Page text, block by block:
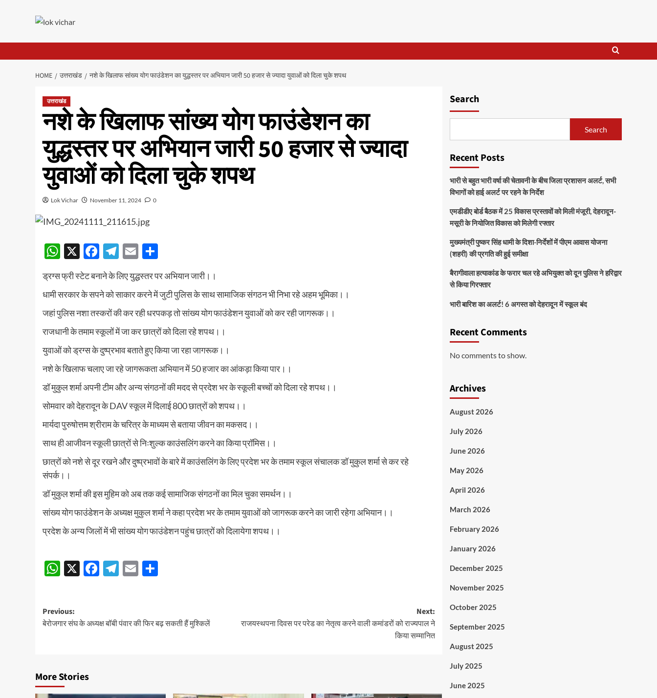
HOME उत्तराखंड नशे के खिलाफ सांख्य योग फाउंडेशन का युद्धस्तर पर अभियान जारी 50 हजार से ज्यादा युवाओं को दिला चुके शपथ
उत्तराखंड
नशे के खिलाफ सांख्य योग फाउंडेशन का
युद्धस्तर पर अभियान जारी 50 हजार से ज्यादा
युवाओं को दिला चुके शपथ
Lok Vichar November 11, 2024 0
WhatsApp
X Facebook
Telegram
Email
ड्रग्स फ्री स्टेट बनाने के लिए युद्धस्तर पर अभियान जारी।।
धामी सरकार के सपने को साकार करने में जुटी पुलिस के साथ सामाजिक संगठन भी निभा रहे अहम भूमिका।।
जहां पुलिस नशा तस्करों की कर रही धरपकड़ तो सांख्य योग फाउंडेशन युवाओं को कर रही जागरूक।।
राजधानी के तमाम स्कूलों में जा कर छात्रों को दिला रहे शपथ।।
युवाओं को ड्रग्स के दुष्प्रभाव बताते हुए किया जा रहा जागरूक।।
नशे के खिलाफ चलाए जा रहे जागरूकता अभियान में 50 हजार का आंकड़ा किया पार।।
डॉ मुकुल शर्मा अपनी टीम और अन्य संगठनों की मदद से प्रदेश भर के स्कूली बच्चों को दिला रहे शपथ।।
सोमवार को देहरादून के DAV स्कूल में दिलाई 800 छात्रों को शपथ।।
मार्यदा पुरुषोत्तम श्रीराम के चरित्र के माध्यम से बताया जीवन का मकसद।।
साथ ही आजीवन स्कूली छात्रों से निःशुल्क काउंसलिंग करने का किया प्रॉमिस।।
छात्रों को नशे से दूर रखने और दुष्प्रभावों के बारे में काउंसलिंग के लिए प्रदेश भर के तमाम स्कूल संचालक डॉ मुकुल शर्मा से कर रहे
संपर्क।।
डॉ मुकुल शर्मा की इस मुहिम को अब तक कई सामाजिक संगठनों का मिल चुका समर्थन।।
सांख्य योग फाउंडेशन के अध्यक्ष मुकुल शर्मा ने कहा प्रदेश भर के तमाम युवाओं को जागरूक करने का जारी रहेगा अभियान।।
प्रदेश के अन्य जिलों में भी सांख्य योग फाउंडेशन पहुंच छात्रों को दिलायेगा शपथ।।
Continue
Reading
WhatsApp
X Facebook
Telegram
Email
Post
navigation
Previous:
बेरोजगार संघ के अध्यक्ष बॉबी पंवार की फिर बढ़ सकती हैं मुश्किलें
Next:
राजयस्थपना दिवस पर परेड का नेतृत्व करने वाली कमांडरों को राज्यपाल ने
किया सम्मानित
More Stories
Search
Search
Recent Posts
भारी से बहुत भारी वर्षा की चेतावनी के बीच जिला प्रशासन अलर्ट, सभी
विभागों को हाई अलर्ट पर रहने के निर्देश
एमडीडीए बोर्ड बैठक में 25 विकास प्रस्तावों को मिली मंजूरी, देहरादून-
मसूरी के नियोजित विकास को मिलेगी रफ्तार
मुख्यमंत्री पुष्कर सिंह धामी के दिशा-निर्देशों में पीएम आवास योजना
(शहरी) की प्रगति की हुई समीक्षा
बैरागीवाला हत्याकांड के फरार चल रहे अभियुक्त को दून पुलिस ने हरिद्वार
से किया गिरफ्तार
भारी बारिश का अलर्ट! 6 अगस्त को देहरादून में स्कूल बंद
Recent Comments
No comments to show.
Archives
August 2026
July 2026
June 2026
May 2026
April 2026
March 2026
February 2026
January 2026
December 2025
November 2025
October 2025
September 2025
August 2025
July 2025
June 2025